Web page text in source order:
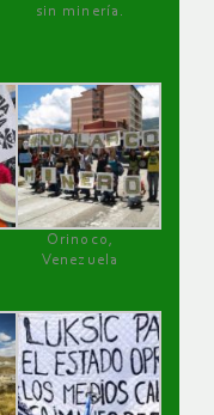
sin minería.
Orinoco,
Venezuela